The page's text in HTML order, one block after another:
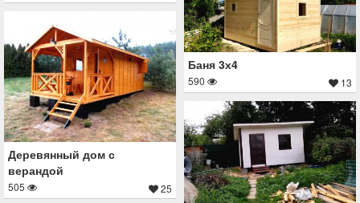
Баня 3х4
590 13
Деревянный дом с
верандой
505 25